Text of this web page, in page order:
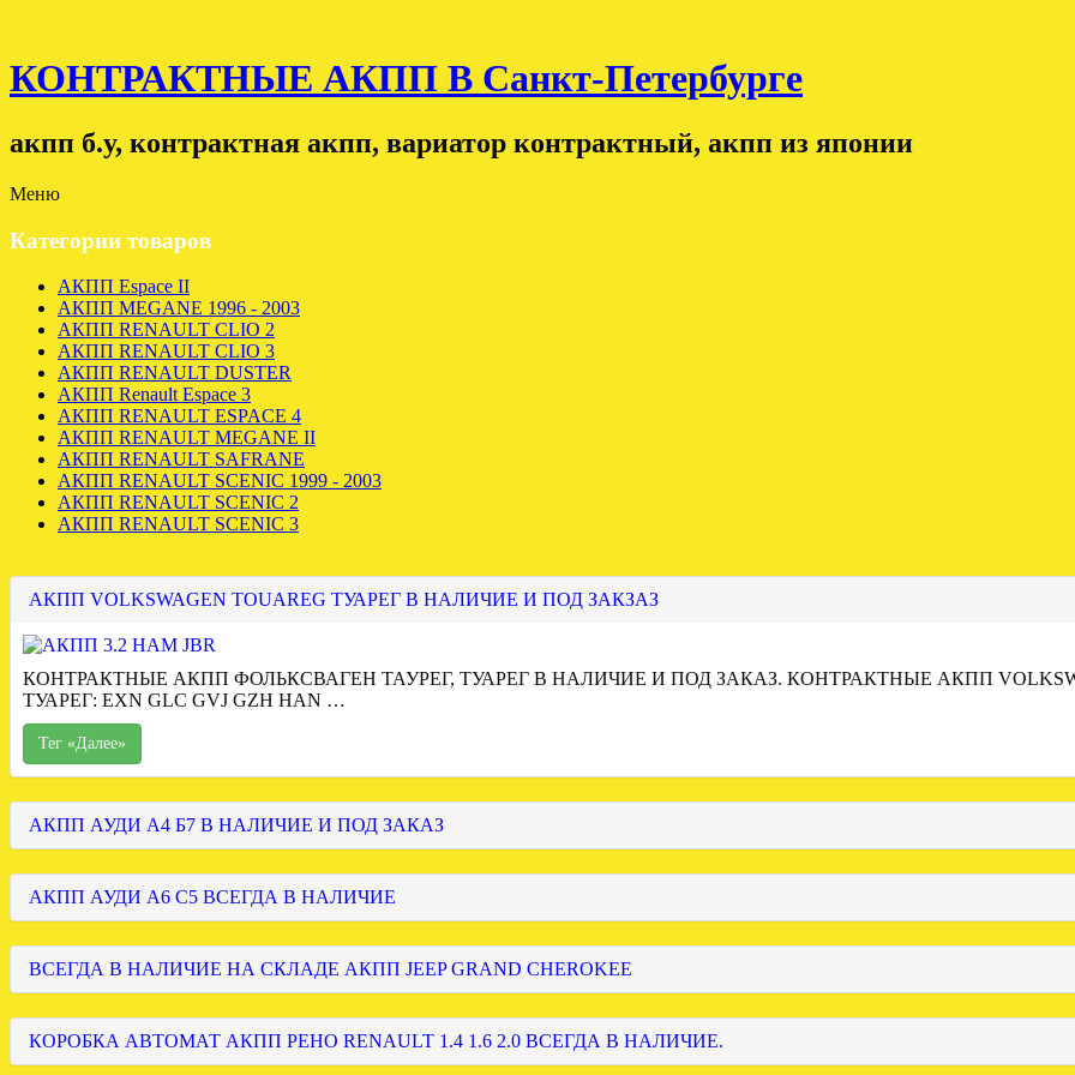
КОНТРАКТНЫЕ АКПП В Санкт-Петербурге
акпп б.у, контрактная акпп, вариатор контрактный, акпп из японии
Меню
Категории товаров
АКПП Espace II
АКПП MEGANE 1996 - 2003
АКПП RENAULT CLIO 2
АКПП RENAULT CLIO 3
АКПП RENAULT DUSTER
АКПП Renault Espace 3
АКПП RENAULT ESPACE 4
АКПП RENAULT MEGANE II
АКПП RENAULT SAFRANE
АКПП RENAULT SCENIC 1999 - 2003
АКПП RENAULT SCENIC 2
АКПП RENAULT SCENIC 3
АКПП VOLKSWAGEN TOUAREG ТУАРЕГ В НАЛИЧИЕ И ПОД ЗАКЗАЗ
КОНТРАКТНЫЕ АКПП ФОЛЬКСВАГЕН ТАУРЕГ, ТУАРЕГ В НАЛИЧИЕ И ПОД ЗАКАЗ. КОНТРАКТНЫЕ АКПП
ТУАРЕГ: EXN GLC GVJ GZH HAN …
Тег «Далее»
АКПП АУДИ А4 Б7 В НАЛИЧИЕ И ПОД ЗАКАЗ
АКПП АУДИ А6 С5 ВСЕГДА В НАЛИЧИЕ
ВСЕГДА В НАЛИЧИЕ НА СКЛАДЕ АКПП JEEP GRAND CHEROKEE
КОРОБКА АВТОМАТ АКПП РЕНО RENAULT 1.4 1.6 2.0 ВСЕГДА В НАЛИЧИЕ.